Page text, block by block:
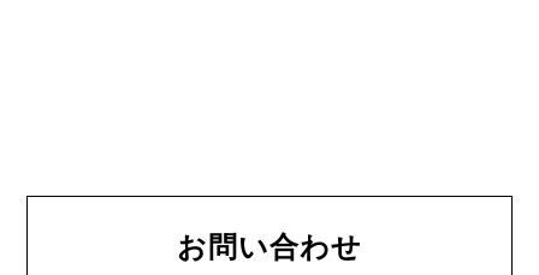
お問い合わせ